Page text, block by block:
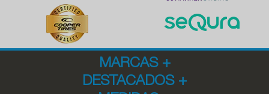
MARCAS +
DESTACADOS +